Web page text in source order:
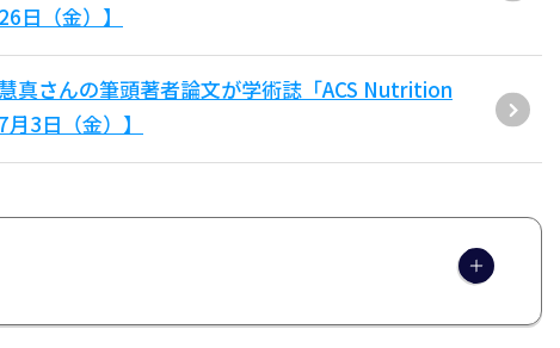
日（金）】
真さんの筆頭著者論文が学術誌「ACS Nutrition
3日（金）】